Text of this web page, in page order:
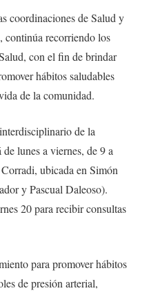
coordinaciones de Salud y
continúa recorriendo los
con el fin de brindar
hábitos saludables
de la comunidad.
de la
lunes a viernes, de 9 a
ubicada en Simón
y Pascual Daleoso).
20 para recibir consultas
para promover hábitos
de presión arterial,